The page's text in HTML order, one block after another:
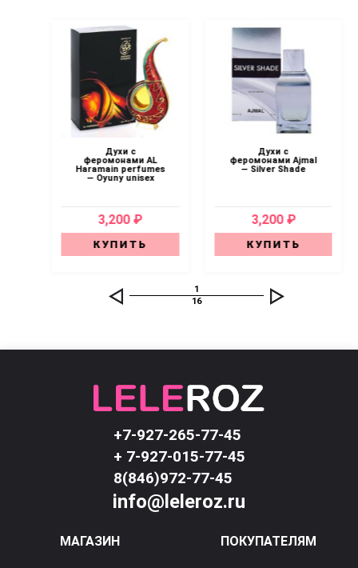
Духи с
феромонами AL
Haramain perfumes
— Oyuny unisex
3,200 ₽
КУПИТЬ
Духи с
феромонами Ajmal
— Silver Shade
3,200 ₽
КУПИТЬ
1
16
+7-927-265-77-45
+ 7-927-015-77-45
8(846)972-77-45
info@leleroz.ru
МАГАЗИН ПОКУПАТЕЛЯМ